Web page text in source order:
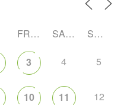
FREITAG SAMSTAG SONNTAG
3 4 5
10 11 12